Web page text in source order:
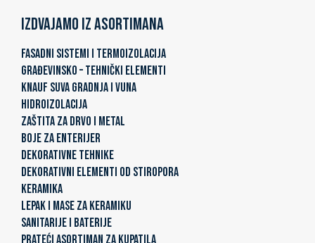
Izdvajamo iz asortimana
FASADNI SISTEMI I TERMOIZOLACIJA
GRAĐEVINSKO – TEHNIČKI ELEMENTI
KNAUF SUVA GRADNJA I VUNA
HIDROIZOLACIJA
ZAŠTITA ZA DRVO I METAL
BOJE ZA ENTERIJER
DEKORATIVNE TEHNIKE
DEKORATIVNI ELEMENTI OD STIROPORA
KERAMIKA
LEPAK I MASE ZA KERAMIKU
SANITARIJE I BATERIJE
PRATEĆI ASORTIMAN ZA KUPATILA